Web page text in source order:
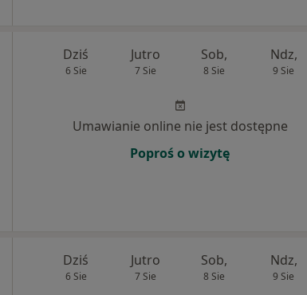
Dziś
6 Sie
Jutro
7 Sie
Sob,
8 Sie
Ndz,
9 Sie
Umawianie online nie jest dostępne
Poproś o wizytę
Dziś
6 Sie
Jutro
7 Sie
Sob,
8 Sie
Ndz,
9 Sie